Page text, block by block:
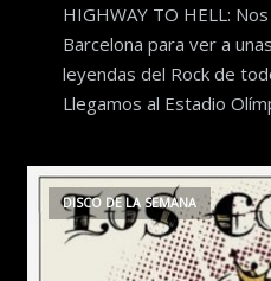
HIGHWAY TO HELL:
Barcelona para ver a
leyendas del Rock de
Llegamos al Estadio
DISCO DE LA SEMANA